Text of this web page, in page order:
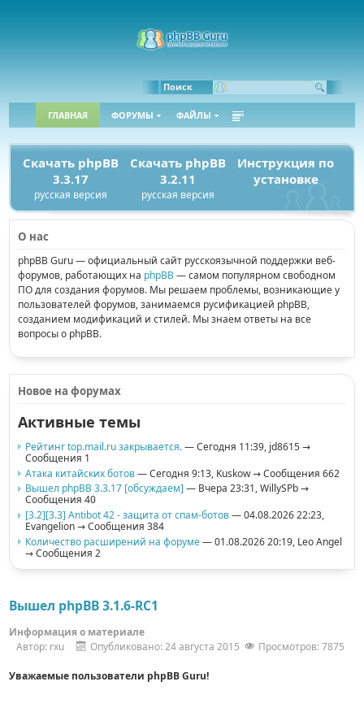
Поиск
ГЛАВНАЯ ФОРУМЫ ФАЙЛЫ
Скачать phpBB
3.3.17
русская версия
Скачать phpBB
3.2.11
русская версия
Инструкция по
установке
О нас
phpBB Guru — официальный сайт русскоязычной поддержки веб-
форумов, работающих на phpBB— самом популярном свободном
ПО для создания форумов. Мы решаем проблемы, возникающие у
пользователей форумов, занимаемся русификацией phpBB,
созданием модификаций и стилей. Мы знаем ответы на все
вопросы о phpBB.
Новое на форумах
Активные темы
Рейтинг top.mail.ru закрывается.— Сегодня 11:39, jd8615→
Сообщения 1
Атака китайских ботов— Сегодня 9:13, Kuskow→ Сообщения 662
Вышел phpBB 3.3.17 [обсуждаем] — Вчера 23:31,WillySPb→
Сообщения 40
[3.2][3.3] Antibot 42 - защита от спам-ботов— 04.08.2026 22:23,
Evangelion→ Сообщения 384
Количество расширений на форуме— 01.08.2026 20:19, Leo Angel
→ Сообщения 2
Вышел phpBB 3.1.6-RC1
Информация о материале
Автор: rxu Опубликовано: 24 августа 2015 Просмотров: 7875
Уважаемые пользователи phpBB Guru!